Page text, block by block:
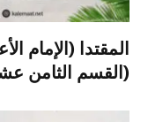
المقتدا (الإمام
(القسم الثامن